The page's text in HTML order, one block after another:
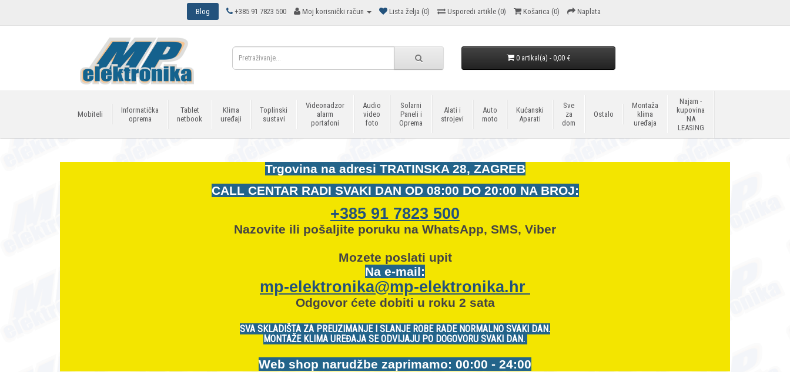
Blog +385 91 7823 500 Moj korisnički račun Lista želja (0) Usporedi artikle (0) Košarica (0) Naplata
0 artikal(a) - 0,00 €
Mobiteli
Informatička
oprema
Tablet
netbook
Klima
uređaji
Toplinski
sustavi
Videonadzor
alarm
portafoni
Audio
video
foto
Solarni
Paneli i
Oprema
Alati i
strojevi
Auto
moto
Kućanski
Aparati
Sve
za
dom
Ostalo
Montaža
klima
uređaja
Najam -
kupovina
NA
LEASING
Trgovina na adresi TRATINSKA 28, ZAGREB
CALL CENTAR RADI SVAKI DAN OD 08:00 DO 20:00 NA BROJ:
+385 91 7823 500
Nazovite ili pošaljite poruku na WhatsApp, SMS, Viber
Mozete poslati upit
Na e-mail:
mp-elektronika@mp-elektronika.hr
Odgovor ćete dobiti u roku 2 sata
SVA SKLADIŠTA ZA PREUZIMANJE I SLANJE ROBE RADE NORMALNO SVAKI DAN.
MONTAŽE KLIMA UREĐAJA SE ODVIJAJU PO DOGOVORU SVAKI DAN.
Web shop narudžbe zaprimamo: 00:00 - 24:00